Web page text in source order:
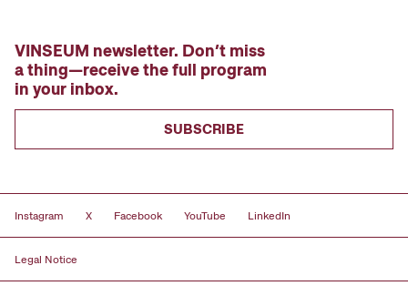
VINSEUM newsletter. Don’t miss
a thing—receive the full program
in your inbox.
SUBSCRIBE
Instagram X Facebook YouTube LinkedIn
Legal Notice